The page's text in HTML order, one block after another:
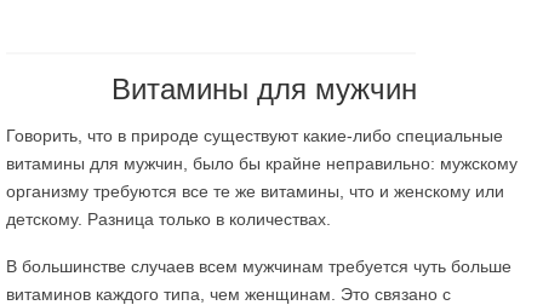
Витамины для мужчин
Говорить, что в природе существуют какие-либо специальные
витамины для мужчин, было бы крайне неправильно: мужскому
организму требуются все те же витамины, что и женскому или
детскому. Разница только в количествах.
В большинстве случаев всем мужчинам требуется чуть больше
витаминов каждого типа, чем женщинам. Это связано с